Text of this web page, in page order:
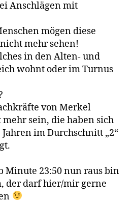
Anschlägen mit
mögen diese
mehr sehen!
in den Alten- und
wohnt oder im Turnus
von Merkel
sein, die haben sich
im Durchschnitt „2“
Minute 23:50 nun raus bin
der darf hier/mir gerne